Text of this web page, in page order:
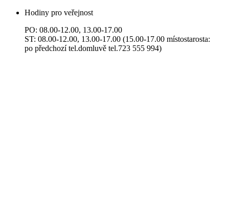
Hodiny pro veřejnost
PO: 08.00-12.00, 13.00-17.00
ST: 08.00-12.00, 13.00-17.00 (15.00-17.00 místostarosta:
po předchozí tel.domluvě tel.723 555 994)